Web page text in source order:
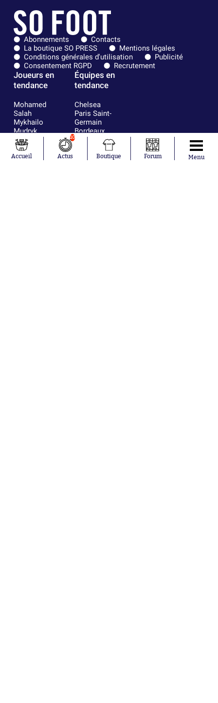
Abonnements
Contacts
La boutique SO PRESS
Mentions légales
Conditions générales d'utilisation
Publicité
Consentement RGPD
Recrutement
Joueurs en
tendance
Mohamed
Salah
Mykhailo
Mudryk
Neymar
Khalis Merah
Loïs Openda
Équipes en
tendance
Chelsea
Paris Saint-
Germain
Bordeaux
Olympique
Accueil
10
Actus Boutique Forum Menu